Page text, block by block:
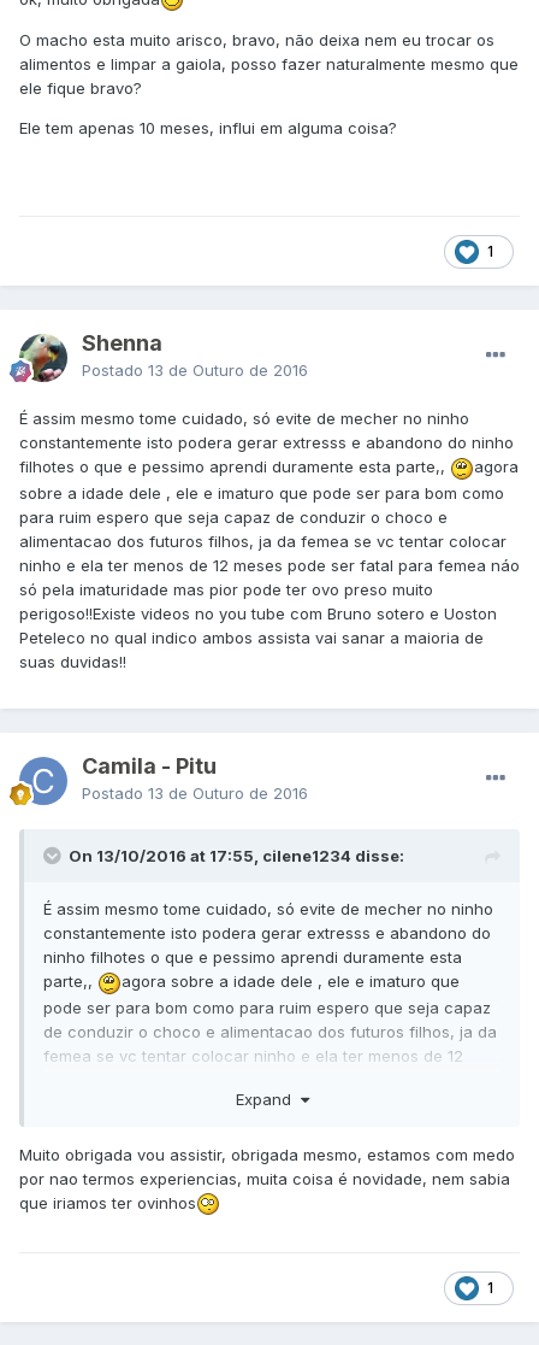
O macho esta muito arisco, bravo, não deixa nem eu trocar os
alimentos e limpar a gaiola, posso fazer naturalmente mesmo que
ele fique bravo?
Ele tem apenas 10 meses, influi em alguma coisa?
1
Shenna
Postado 13 de Outuro de 2016
É assim mesmo tome cuidado, só evite de mecher no ninho
constantemente isto podera gerar extresss e abandono do ninho
filhotes o que e pessimo aprendi duramente esta parte,,
agora
sobre a idade dele , ele e imaturo que pode ser para bom como
para ruim espero que seja capaz de conduzir o choco e
alimentacao dos futuros filhos, ja da femea se vc tentar colocar
ninho e ela ter menos de 12 meses pode ser fatal para femea náo
só pela imaturidade mas pior pode ter ovo preso muito
perigoso!!Existe videos no you tube com Bruno sotero e Uoston
Peteleco no qual indico ambos assista vai sanar a maioria de
suas duvidas!!
Camila - Pitu
Postado 13 de Outuro de 2016
On 13/10/2016 at 17:55, cilene1234 disse:
É assim mesmo tome cuidado, só evite de mecher no ninho
constantemente isto podera gerar extresss e abandono do
ninho filhotes o que e pessimo aprendi duramente esta
parte,,
agora sobre a idade dele , ele e imaturo que
pode ser para bom como para ruim espero que seja capaz
de conduzir o choco e alimentacao dos futuros filhos, ja da
femea se vc tentar colocar ninho e ela ter menos de 12
mas pior pode ter ovo preso muito perigoso!!Existe videos
indico ambos assista vai sanar a maioria de suas duvidas!!
Expand
Muito obrigada vou assistir, obrigada mesmo, estamos com medo
por nao termos experiencias, muita coisa é novidade, nem sabia
que iriamos ter ovinhos
1